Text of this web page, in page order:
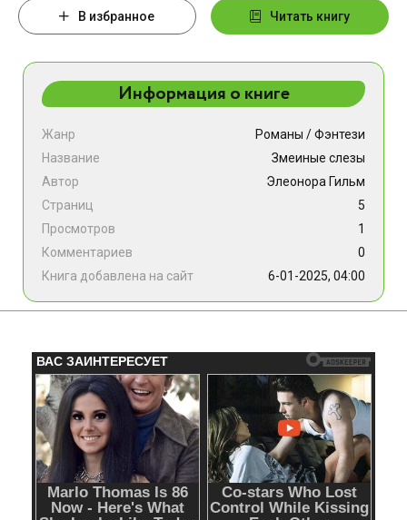
В избранное Читать книгу
Информация о книге
Жанр Романы /Фэнтези
Название
Змеиные слезы
Автор
Элеонора Гильм
Страниц
5
Просмотров
1
Комментариев
0
Книга добавлена на сайт
6-01-2025, 04:00